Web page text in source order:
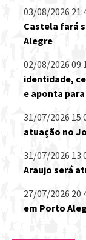
03/08/2026
Castela fará
Alegre
02/08/2026
identidade,
e aponta
31/07/2026
atuação no
31/07/2026
Araujo será
27/07/2026
em Porto